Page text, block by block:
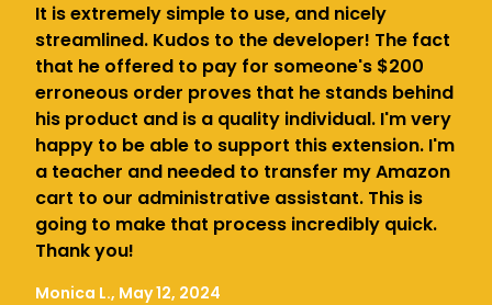
It is extremely simple to use, and nicely
streamlined. Kudos to the developer! The fact
that he offered to pay for someone's $200
erroneous order proves that he stands behind
his product and is a quality individual. I'm very
happy to be able to support this extension. I'm
a teacher and needed to transfer my Amazon
cart to our administrative assistant. This is
going to make that process incredibly quick.
Thank you!
Monica L., May 12, 2024